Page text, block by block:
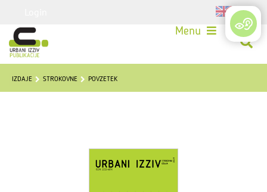
Menu
IZDAJE STROKOVNE POVZETEK